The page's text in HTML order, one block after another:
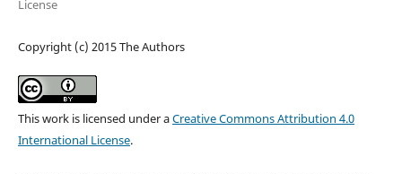
License
Copyright (c) 2015 The Authors
This work is licensed under aCreative Commons Attribution 4.0
International License.